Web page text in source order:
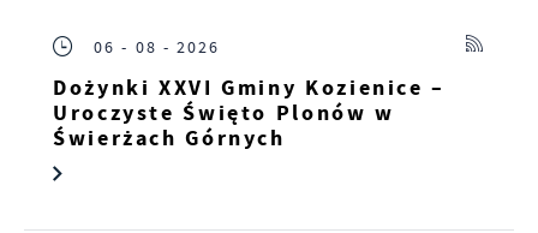
06 - 08 - 2026
Dożynki XXVI Gminy Kozienice –
Uroczyste Święto Plonów w
Świerżach Górnych